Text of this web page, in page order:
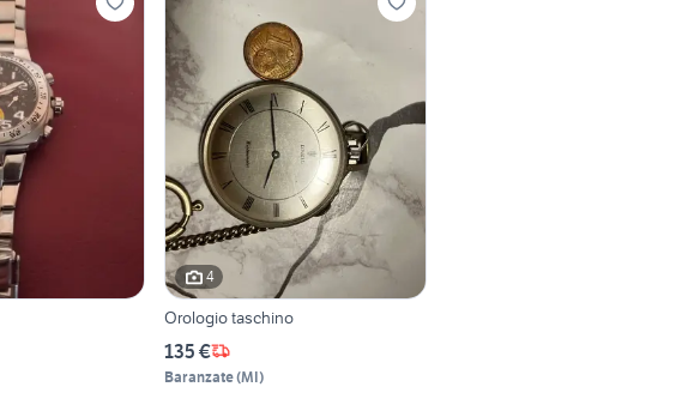
4
Orologio taschino
135 €
Baranzate(MI)